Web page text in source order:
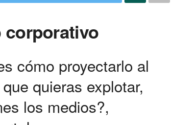
corporativo
cómo proyectarlo al
quieras explotar,
los medios?,